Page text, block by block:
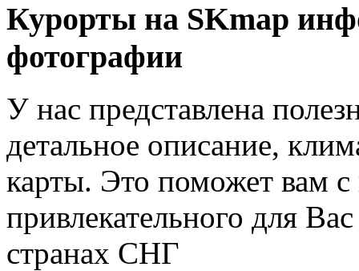
Курорты на SKmap
фотографии
У нас представлена
детальное описание,
карты. Это поможет вам
привлекательного для
странах СНГ